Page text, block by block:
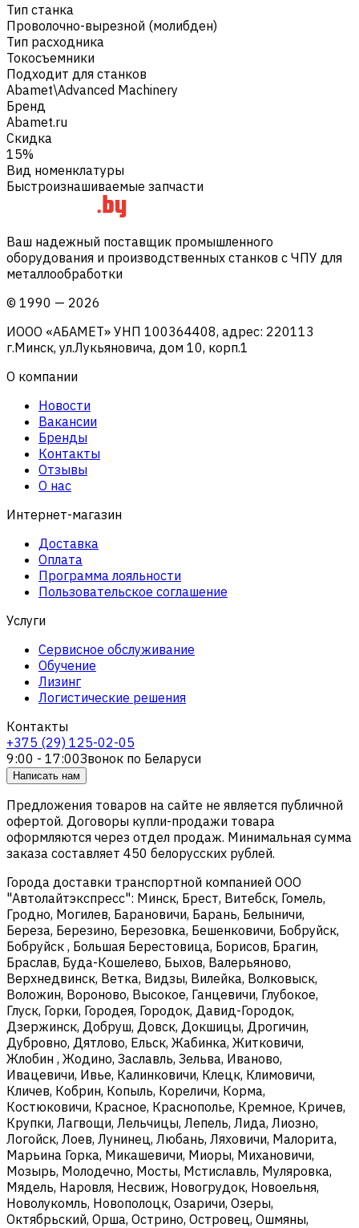
Тип станка
Проволочно-вырезной (молибден)
Тип расходника
Токосъемники
Подходит для станков
Abamet\Advanced Machinery
Бренд
Abamet.ru
Скидка
15%
Вид номенклатуры
Быстроизнашиваемые запчасти
Ваш надежный поставщик промышленного
оборудования и производственных станков с ЧПУ для
металлообработки
© 1990 — 2026
ИООО «АБАМЕТ» УНП 100364408, адрес: 220113
г.Минск, ул.Лукьяновича, дом 10, корп.1
О компании
Новости
Вакансии
Бренды
Контакты
Отзывы
О нас
Интернет-магазин
Доставка
Оплата
Программа лояльности
Пользовательское соглашение
Услуги
Сервисное обслуживание
Обучение
Лизинг
Логистические решения
Контакты
+375 (29) 125-02-05
9:00 - 17:00Звонок по Беларуси
Написать нам
Предложения товаров на сайте не является публичной
офертой. Договоры купли-продажи товара
оформляются через отдел продаж. Минимальная сумма
заказа составляет 450 белорусских рублей.
Города доставки транспортной компанией ООО
"Автолайтэкспресс": Минск, Брест, Витебск, Гомель,
Гродно, Могилев, Барановичи, Барань, Белыничи,
Береза, Березино, Березовка, Бешенковичи, Бобруйск,
Бобруйск , Большая Берестовица, Борисов, Брагин,
Браслав, Буда-Кошелево, Быхов, Валерьяново,
Верхнедвинск, Ветка, Видзы, Вилейка, Волковыск,
Воложин, Вороново, Высокое, Ганцевичи, Глубокое,
Глуск, Горки, Городея, Городок, Давид-Городок,
Дзержинск, Добруш, Довск, Докшицы, Дрогичин,
Дубровно, Дятлово, Ельск, Жабинка, Житковичи,
Жлобин , Жодино, Заславль, Зельва, Иваново,
Ивацевичи, Ивье, Калинковичи, Клецк, Климовичи,
Кличев, Кобрин, Копыль, Кореличи, Корма,
Костюковичи, Красное, Краснополье, Кремное, Кричев,
Крупки, Лагвощи, Лельчицы, Лепель, Лида, Лиозно,
Логойск, Лоев, Лунинец, Любань, Ляховичи, Малорита,
Марьина Горка, Микашевичи, Миоры, Михановичи,
Мозырь, Молодечно, Мосты, Мстиславль, Муляровка,
Мядель, Наровля, Несвиж, Новогрудок, Новоельня,
Новолукомль, Новополоцк, Озаричи, Озеры,
Октябрьский, Орша, Острино, Островец, Ошмяны,